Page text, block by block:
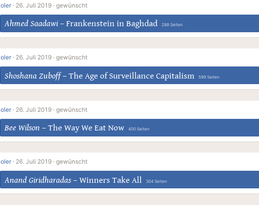
oler · 26. Juli 2019 · gewünscht
Ahmed Saadawi – Frankenstein in Baghdad 288 Seiten
oler · 26. Juli 2019 · gewünscht
Shoshana Zuboff– The Age of Surveillance Capitalism 599 Seiten
oler · 26. Juli 2019 · gewünscht
Bee Wilson – The Way We Eat Now 400 Seiten
oler · 26. Juli 2019 · gewünscht
Anand Giridharadas – Winners Take All 304 Seiten